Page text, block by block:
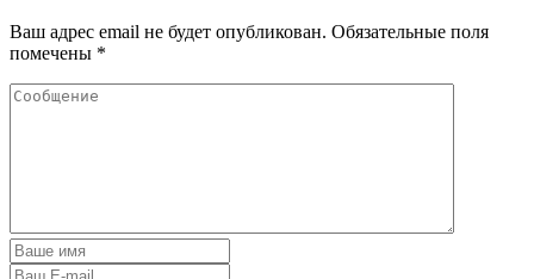
Ваш адрес email не будет опубликован. Обязательные поля
помечены *